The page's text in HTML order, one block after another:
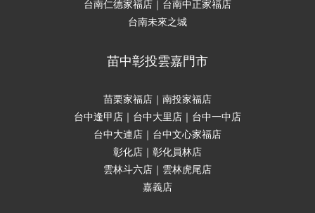
台南仁德家福店｜台南中正家福店
台南未來之城
苗中彰投雲嘉門市
苗栗家福店｜南投家福店
台中逢甲店｜台中大里店｜台中一中店
台中大連店｜台中文心家福店
彰化店｜彰化員林店
雲林斗六店｜雲林虎尾店
嘉義店